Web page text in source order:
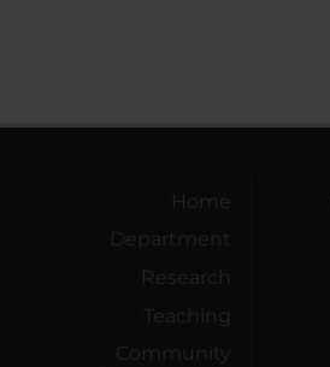
Home
Department
Research
Teaching
Community